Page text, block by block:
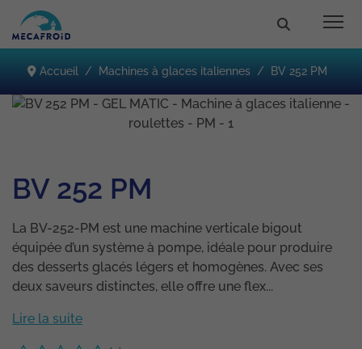
Accueil Machines à glaces italiennes BV 252 PM
BV 252 PM
La BV-252-PM est une machine verticale bigout
équipée d’un système à pompe, idéale pour produire
des desserts glacés légers et homogènes. Avec ses
deux saveurs distinctes, elle offre une flex...
Lire la suite